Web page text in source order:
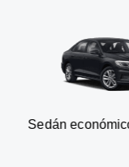
- 3 personas